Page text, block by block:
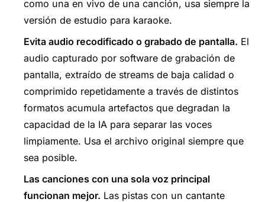
como una en vivo de una canción, usa siempre la
versión de estudio para karaoke.
Evita audio recodificado o grabado de pantalla. El
audio capturado por software de grabación de
pantalla, extraído de streams de baja calidad o
comprimido repetidamente a través de distintos
formatos acumula artefactos que degradan la
capacidad de la IA para separar las voces
limpiamente. Usa el archivo original siempre que
sea posible.
Las canciones con una sola voz principal
funcionan mejor. Las pistas con un cantante